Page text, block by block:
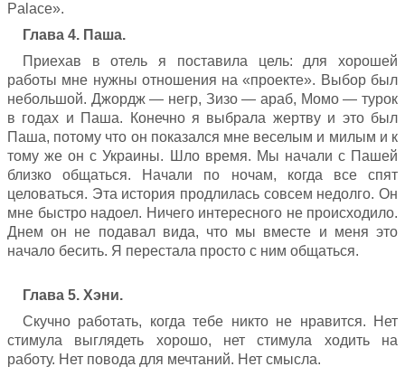
Palace».
Глава 4. Паша.
Приехав в отель я поставила цель: для хорошей
работы мне нужны отношения на «проекте». Выбор был
небольшой. Джордж — негр, Зизо — араб, Момо — турок
в годах и Паша. Конечно я выбрала жертву и это был
Паша, потому что он показался мне веселым и милым и к
тому же он с Украины. Шло время. Мы начали с Пашей
близко общаться. Начали по ночам, когда все спят
целоваться. Эта история продлилась совсем недолго. Он
мне быстро надоел. Ничего интересного не происходило.
Днем он не подавал вида, что мы вместе и меня это
начало бесить. Я перестала просто с ним общаться.
Глава 5. Хэни.
Скучно работать, когда тебе никто не нравится. Нет
стимула выглядеть хорошо, нет стимула ходить на
работу. Нет повода для мечтаний. Нет смысла.